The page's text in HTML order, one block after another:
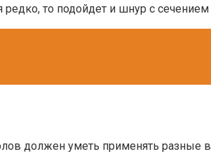
то подойдет и шнур с
должен уметь применять разные